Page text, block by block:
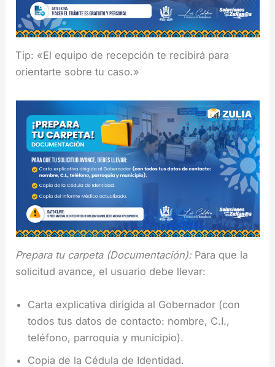
Tip: «El equipo de recepción te recibirá para
orientarte sobre tu caso.»
Prepara tu carpeta (Documentación):Para que la
solicitud avance, el usuario debe llevar:
Carta explicativa dirigida al Gobernador (con
todos tus datos de contacto: nombre, C.I.,
teléfono, parroquia y municipio).
Copia de la Cédula de Identidad.